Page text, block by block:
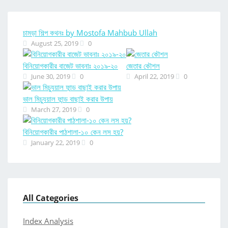
চামড়া শিল্প কথনঃ by Mostofa Mahbub Ullah
August 25, 2019 0
বিনিয়োগকারীর বাজেট ভাবনাঃ ২০১৯-২০
June 30, 2019 0
জেতার কৌশল
April 22, 2019 0
ভাল মিচ্যুয়াল ফান্ড বাছাই করার উপায়
March 27, 2019 0
বিনিয়োগকারীর পাঠশালা-১০ কেন লস হয়?
January 22, 2019 0
All Categories
Index Analysis